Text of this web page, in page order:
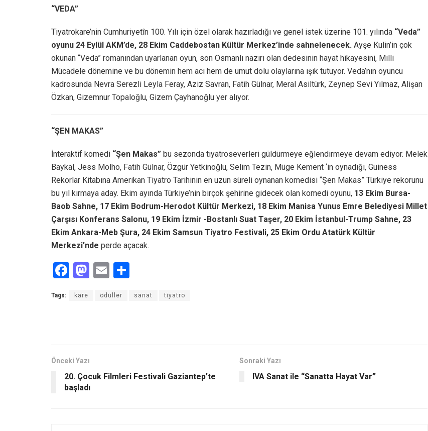
“VEDA”
Tiyatrokare’nin Cumhuriyetîn 100. Yılı için özel olarak hazırladığı ve genel istek üzerine 101. yılında “Veda”
oyunu 24 Eylül AKM’de, 28 Ekim Caddebostan Kültür Merkez’inde sahnelenecek. Ayşe Kulin’in çok
okunan “Veda” romanından uyarlanan oyun, son Osmanlı nazırı olan dedesinin hayat hikayesini, Milli
Mücadele dönemine ve bu dönemin hem acı hem de umut dolu olaylarına ışık tutuyor. Veda’nın oyuncu
kadrosunda Nevra Serezli Leyla Feray, Aziz Savran, Fatih Gülnar, Meral Asiltürk, Zeynep Sevi Yılmaz, Alişan
Özkan, Gizemnur Topaloğlu, Gizem Çayhanoğlu yer alıyor.
“ŞEN MAKAS”
İnteraktif komedi “Şen Makas” bu sezonda tiyatroseverleri güldürmeye eğlendirmeye devam ediyor. Melek
Baykal, Jess Molho, Fatih Gülnar, Özgür Yetkinoğlu, Selim Tezin, Müge Kement ‘in oynadığı, Guiness
Rekorlar Kitabına Amerikan Tiyatro Tarihinin en uzun süreli oynanan komedisi “Şen Makas” Türkiye rekorunu
bu yıl kırmaya aday. Ekim ayında Türkiye’nin birçok şehirine gidecek olan komedi oyunu, 13 Ekim Bursa-
Baob Sahne, 17 Ekim Bodrum-Herodot Kültür Merkezi, 18 Ekim Manisa Yunus Emre Belediyesi Millet
Çarşısı Konferans Salonu, 19 Ekim İzmir -Bostanlı Suat Taşer, 20 Ekim İstanbul-Trump Sahne, 23
Ekim Ankara-Meb Şura, 24 Ekim Samsun Tiyatro Festivali, 25 Ekim Ordu Atatürk Kültür
Merkezi’nde perde açacak.
F
ce
k
M
st
E
ail
ar
Tags: kare ödüller sanat tiyatro
Önceki Yazı
20. Çocuk Filmleri Festivali Gaziantep’te
başladı
Sonraki Yazı
IVA Sanat ile “Sanatta Hayat Var”